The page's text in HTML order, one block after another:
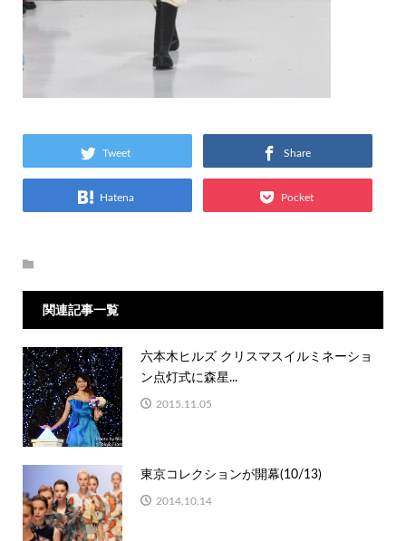
Tweet Share
Hatena Pocket
関連記事一覧
六本木ヒルズ クリスマスイルミネーショ
ン点灯式に森星...
2015.11.05
東京コレクションが開幕(10/13)
2014.10.14